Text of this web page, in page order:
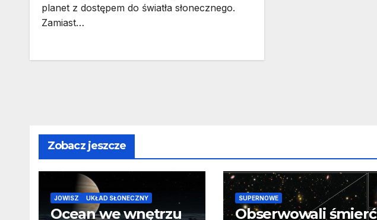
planet z dostępem do światła słonecznego.
Zamiast…
Zobacz jeszcze
JOWISZ UKŁAD SŁONECZNY
Ocean we wnętrzu
SUPERNOWE
Obserwowali śmierć